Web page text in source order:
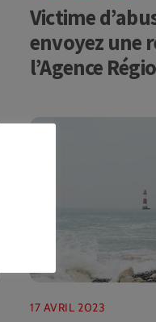
Victime
envoyez une
l’Agence
17 AVRIL 2023